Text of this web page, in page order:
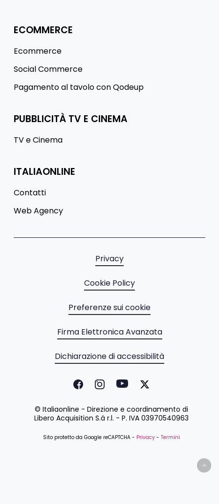
ECOMMERCE
Ecommerce
Social Commerce
Pagamento al tavolo con Qodeup
PUBBLICITÀ TV E CINEMA
TV e Cinema
ITALIAONLINE
Contatti
Web Agency
Privacy
Cookie Policy
Preferenze sui cookie
Firma Elettronica Avanzata
Dichiarazione di accessibilità
© Italiaonline - Direzione e coordinamento di
Libero Acquisition S.á r.l. - P. IVA 03970540963
Sito protetto da Google reCAPTCHA - Privacy - Termini